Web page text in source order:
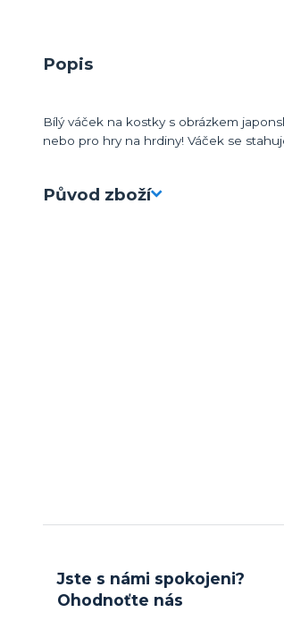
Popis
Bílý váček na kostky s obrázkem
nebo pro hry na hrdiny! Váček se
Původ zboží
Jste s námi spokojeni?
Ohodnoťte nás